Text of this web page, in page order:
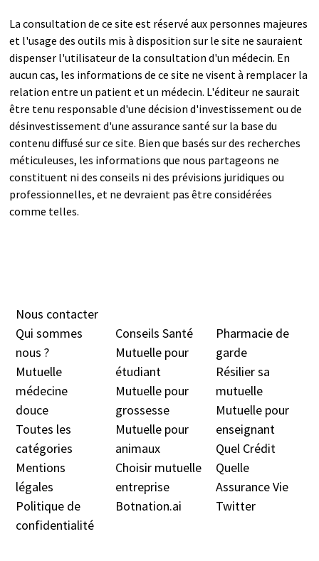
La consultation de ce site est réservé aux personnes majeures
et l'usage des outils mis à disposition sur le site ne sauraient
dispenser l'utilisateur de la consultation d'un médecin. En
aucun cas, les informations de ce site ne visent à remplacer la
relation entre un patient et un médecin. L'éditeur ne saurait
être tenu responsable d'une décision d'investissement ou de
désinvestissement d'une assurance santé sur la base du
contenu diffusé sur ce site. Bien que basés sur des recherches
méticuleuses, les informations que nous partageons ne
constituent ni des conseils ni des prévisions juridiques ou
professionnelles, et ne devraient pas être considérées
comme telles.
Nous contacter
Qui sommes
nous ?
Mutuelle
médecine
douce
Toutes les
catégories
Mentions
légales
Politique de
confidentialité
Conseils Santé
Mutuelle pour
étudiant
Mutuelle pour
grossesse
Mutuelle pour
animaux
Choisir mutuelle
entreprise
Botnation.ai
Pharmacie de
garde
Résilier sa
mutuelle
Mutuelle pour
enseignant
Quel Crédit
Quelle
Assurance Vie
Twitter